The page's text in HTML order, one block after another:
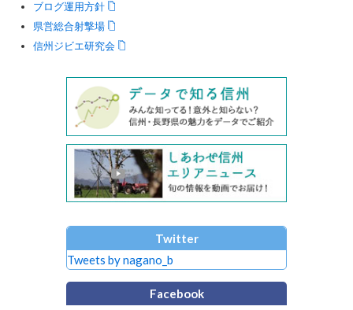
ブログ運用方針
県営総合射撃場
信州ジビエ研究会
Twitter
Tweets by nagano_b
Facebook